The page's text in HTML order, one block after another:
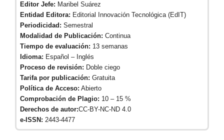
Editor Jefe: Maribel Suárez
Entidad Editora: Editorial Innovación Tecnológica (EdIT)
Periodicidad: Semestral
Modalidad de Publicación: Continua
Tiempo de evaluación: 13 semanas
Idioma: Español – Inglés
Proceso de revisión: Doble ciego
Tarifa por publicación: Gratuita
Política de Acceso: Abierto
Comprobación de Plagio: 10 – 15 %
Derechos de autor:CC-BY-NC-ND 4.0
e-ISSN: 2443-4477